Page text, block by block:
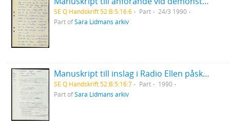
SE Q Handskrift 52:B:5:16:6 Part
24/3 1990
Part ofSara Lidmans arkiv
Manuskript till inslag i Radio Ellen påskafton 1990 "Saltkorn ägget runt med det kokar"
SE Q Handskrift 52:B:5:16:7 Part
1990
Part ofSara Lidmans arkiv